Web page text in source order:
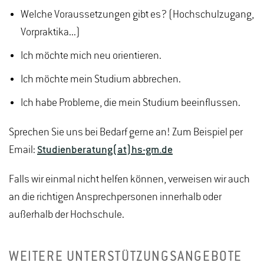
Welche Voraussetzungen gibt es? (Hochschulzugang,
Vorpraktika...)
Ich möchte mich neu orientieren.
Ich möchte mein Studium abbrechen.
Ich habe Probleme, die mein Studium beeinflussen.
Sprechen Sie uns bei Bedarf gerne an! Zum Beispiel per
Email: Studienberatung(at)hs-gm.de
Falls wir einmal nicht helfen können, verweisen wir auch
an die richtigen Ansprechpersonen innerhalb oder
außerhalb der Hochschule.
WEITERE UNTERSTÜTZUNGSANGEBOTE